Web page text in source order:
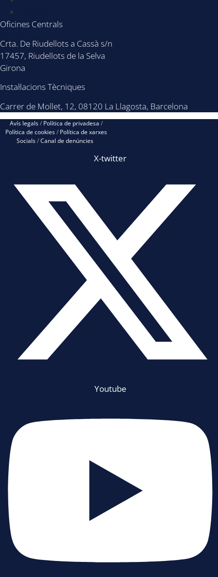
Oficines Centrals
Crta. De Riudellots a Cassà s/n
17457, Riudellots de la Selva
Girona
Instal·lacions Tècniques
Carrer de Mollet, 12, 08120 La Llagosta, Barcelona
Avís legals/ Política de privadesa /
Política de cookies/ Política de xarxes
Socials/Canal de denúncies
X-twitter
Youtube